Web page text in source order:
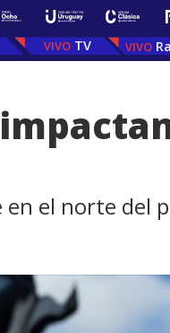
TV
el norte del